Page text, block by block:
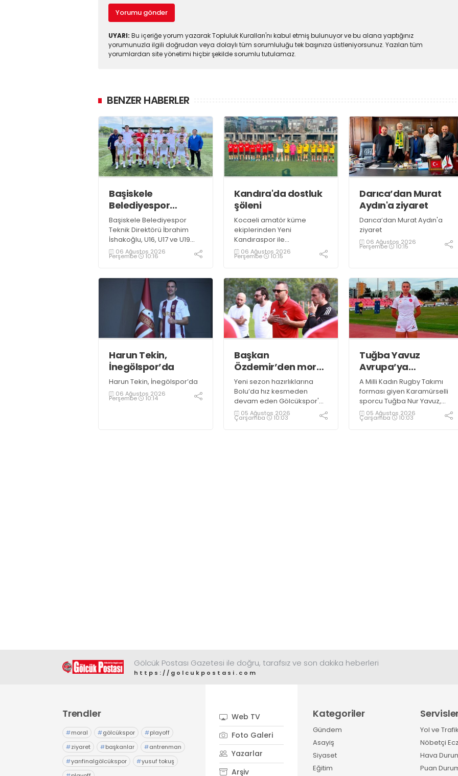
Yorumu gönder
UYARI: Bu içeriğe yorum yazarak Topluluk Kuralları'nı kabul etmiş bulunuyor ve bu alana yaptığınız
yorumunuzla ilgili doğrudan veya dolaylı tüm sorumluluğu tek başınıza üstleniyorsunuz. Yazılan tüm
yorumlardan site yönetimi hiçbir şekilde sorumlu tutulamaz.
BENZER HABERLER
Başiskele
Belediyespor
Gelişim Ligi’ne hazır
Başiskele Belediyespor
Teknik Direktörü İbrahim
İshakoğlu, U16, U17 ve U19
takımlarının mücadele
edeceği Gelişim Ligi
bulundu. Genç oyuncuların
gelişimine dikkat çeken
İshakoğlu, hedeflerinin
sadece sonuç almak değil,
Türk futboluna örnek
sporcular kazandırmak
olduğunu söyledi
06 Ağustos 2026
Perşembe 10:16
Kandıra'da dostluk
şöleni
Kocaeli amatör küme
ekiplerinden Yeni
Kandıraspor ile
Bekirderespor'un U10, U11 ve
U12 yaş kategorilerindeki
maçında karşılaştı. Yaklaşık
100 genç futbolcunun ter
döktüğü maçların ardından
sporculara Kandıra'nın
yöresel lezzeti mancarlı
pide ve karpuz ikram edildi
06 Ağustos 2026
Perşembe 10:15
Darıca’dan Murat
Aydın'a ziyaret
Darıca’dan Murat Aydın'a
ziyaret
06 Ağustos 2026
Perşembe 10:15
Harun Tekin,
İnegölspor’da
Harun Tekin, İnegölspor’da
06 Ağustos 2026
Perşembe 10:14
Başkan
Özdemir’den moral
ziyareti
Yeni sezon hazırlıklarına
Bolu’da hız kesmeden
devam eden Gölcükspor'a,
Kulüp Başkanı Kadir
Özdemir ve Başkan
05 Ağustos 2026
Çarşamba 10:03
Tuğba Yavuz
Avrupa’ya
hazırlanıyor
A Milli Kadın Rugby Takımı
forması giyen Karamürselli
sporcu Tuğba Nur Yavuz,
Hamburg ve Split'teki
Championship Serisi’nde
05 Ağustos 2026
Çarşamba 10:03
Gölcük Postası Gazetesi ile doğru, tarafsız ve son dakika heberleri
https://golcukpostasi.com
Trendler
#moral #gölcükspor #playoff
#ziyaret #başkanlar #antrenman
#yarıfinalgölcükspor #yusuf tokuş
Web TV
Foto Galeri
Yazarlar
Arşiv
Kategoriler
Gündem
Asayiş
Siyaset
Eğitim
Yol ve
Nöbetçi
Hava
Puan